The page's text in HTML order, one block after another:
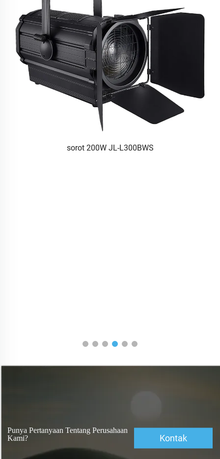
sorot 200W JL-L300BWS
Punya Pertanyaan Tentang Perusahaan
Kami?
Kontak